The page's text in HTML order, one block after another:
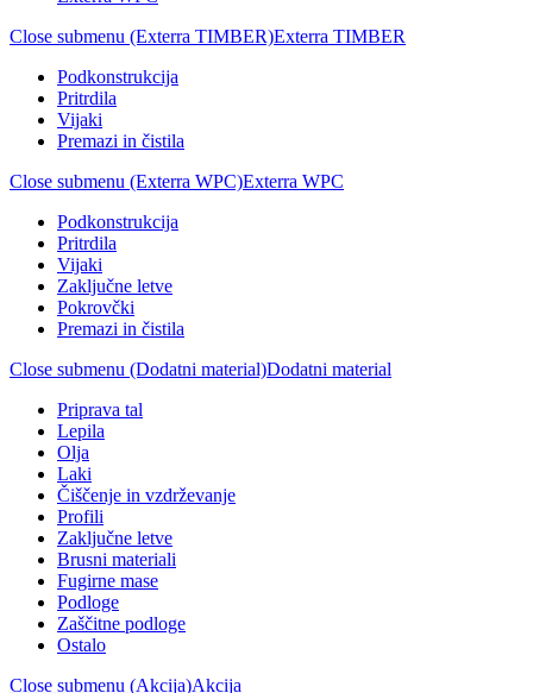
Close submenu (Exterra TIMBER)Exterra TIMBER
Podkonstrukcija
Pritrdila
Vijaki
Premazi in čistila
Close submenu (Exterra WPC)Exterra WPC
Podkonstrukcija
Pritrdila
Vijaki
Zaključne letve
Pokrovčki
Premazi in čistila
Close submenu (Dodatni material)Dodatni material
Priprava tal
Lepila
Olja
Laki
Čiščenje in vzdrževanje
Profili
Zaključne letve
Brusni materiali
Fugirne mase
Podloge
Zaščitne podloge
Ostalo
Close submenu (Akcija)Akcija